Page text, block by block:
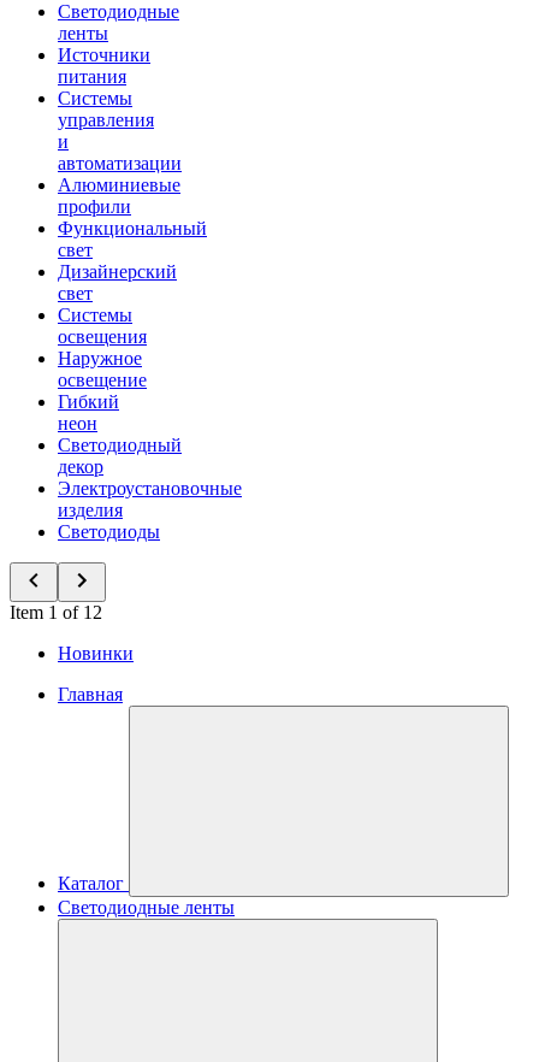
Светодиодные
ленты
Источники
питания
Системы
управления
и
автоматизации
Алюминиевые
профили
Функциональный
свет
Дизайнерский
свет
Системы
освещения
Наружное
освещение
Гибкий
неон
Светодиодный
декор
Электроустановочные
изделия
Светодиоды
Item 1 of 12
Новинки
Главная
Каталог
Светодиодные ленты